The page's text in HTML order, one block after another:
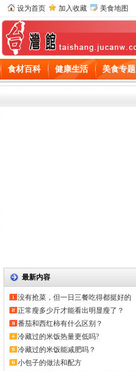
设为首页 加入收藏 美食地图
食材百科 健康生活 美食专题
最新内容
没有抢菜，但一日三餐吃得都挺好的
正常瘦多少斤才能看出明显瘦了？
番茄和西红柿有什么区别？
冷藏过的米饭热量更低吗?
冷藏过的米饭能减肥吗？
小包子的做法和配方